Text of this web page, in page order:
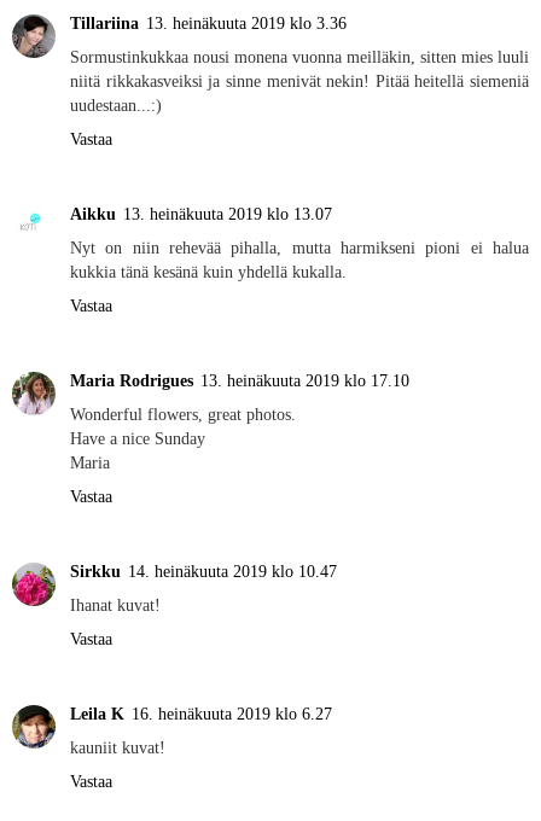
Tillariina 13. heinäkuuta 2019 klo 3.36
Sormustinkukkaa nousi monena vuonna meilläkin, sitten mies luuli
niitä rikkakasveiksi ja sinne menivät nekin! Pitää heitellä siemeniä
uudestaan...:)
Vastaa
Aikku 13. heinäkuuta 2019 klo 13.07
Nyt on niin rehevää pihalla, mutta harmikseni pioni ei halua
kukkia tänä kesänä kuin yhdellä kukalla.
Vastaa
Maria Rodrigues 13. heinäkuuta 2019 klo 17.10
Wonderful flowers, great photos.
Have a nice Sunday
Maria
Vastaa
Sirkku 14. heinäkuuta 2019 klo 10.47
Ihanat kuvat!
Vastaa
Leila K 16. heinäkuuta 2019 klo 6.27
kauniit kuvat!
Vastaa